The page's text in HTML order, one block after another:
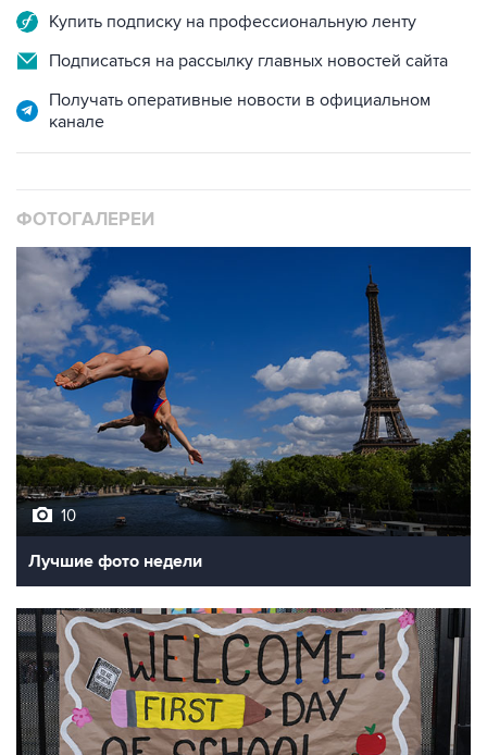
Подписаться на рассылку главных новостей сайта
Получать оперативные новости в официальном
10
Лучшие фото недели